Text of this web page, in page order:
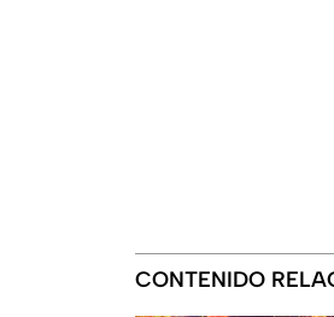
CONTENIDO